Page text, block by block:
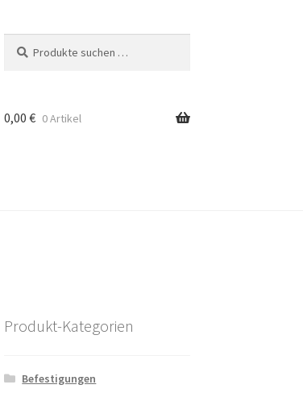
nach:
0,00 € 0 Artikel
Produkt-Kategorien
Befestigungen